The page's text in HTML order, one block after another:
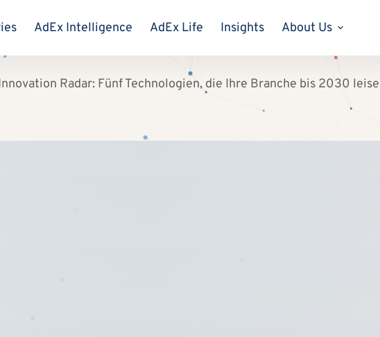
AdEx Intelligence AdEx Life Insights About Us
Radar: Fünf Technologien, die Ihre Branche bis 2030